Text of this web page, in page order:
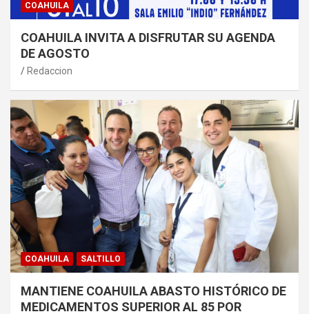
COAHUILA
COAHUILA INVITA A DISFRUTAR SU AGENDA
DE AGOSTO
Redaccion
COAHUILA SALTILLO
MANTIENE COAHUILA ABASTO HISTÓRICO DE
MEDICAMENTOS SUPERIOR AL 85 POR